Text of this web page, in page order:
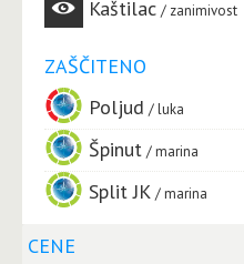
Kaštilac zanimivost
ZAŠČITENO
Poljud
luka
Špinut marina
Split JK marina
CENE